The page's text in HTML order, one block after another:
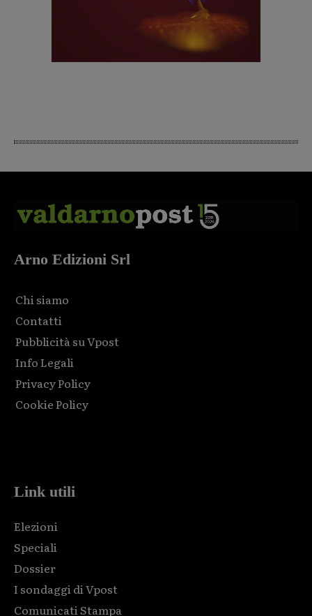
Arno Edizioni Srl
Chi siamo
Contatti
Pubblicità su Vpost
Info Legali
Privacy Policy
Cookie Policy
Link utili
Elezioni
Speciali
Dossier
I sondaggi di Vpost
Comunicati Stampa